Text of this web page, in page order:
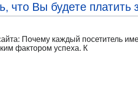
что Вы будете
Почему каждый посетитель
фактором успеха. К